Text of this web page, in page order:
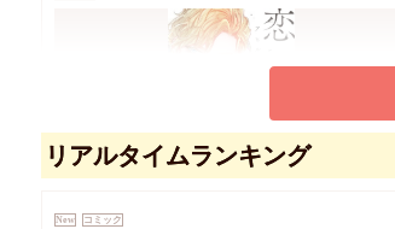
恋と性欲（単品）
リアルタイムランキング
New コミック